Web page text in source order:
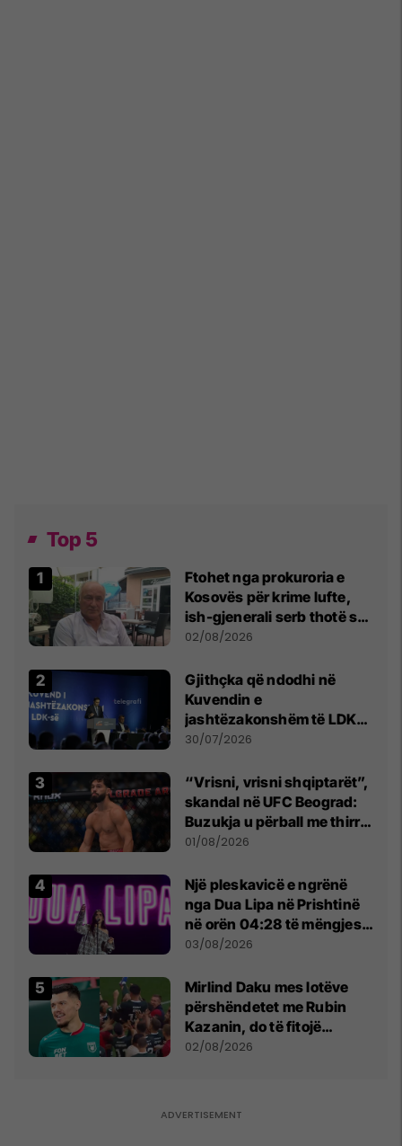
Top 5
Ftohet nga prokuroria e
Kosovës për krime lufte,
ish-gjenerali serb thotë se
dikush e tradhtoi në
02/08/2026
Gjithçka që ndodhi në
Kuvendin e
jashtëzakonshëm të LDK-
së
30/07/2026
“Vrisni, vrisni shqiptarët”,
skandal në UFC Beograd:
Buzukja u përball me thirrje
anti-shqiptare nga
01/08/2026
Një pleskavicë e ngrënë
nga Dua Lipa në Prishtinë
në orën 04:28 të mëngjesit
- dhe bota digjitale serbe
03/08/2026
Mirlind Daku mes lotëve
përshëndetet me Rubin
Kazanin, do të fitojë
miliona te Spartak Moska
02/08/2026